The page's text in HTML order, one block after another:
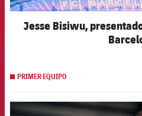
Jesse Bisiwu,
PRIMER EQUIPO